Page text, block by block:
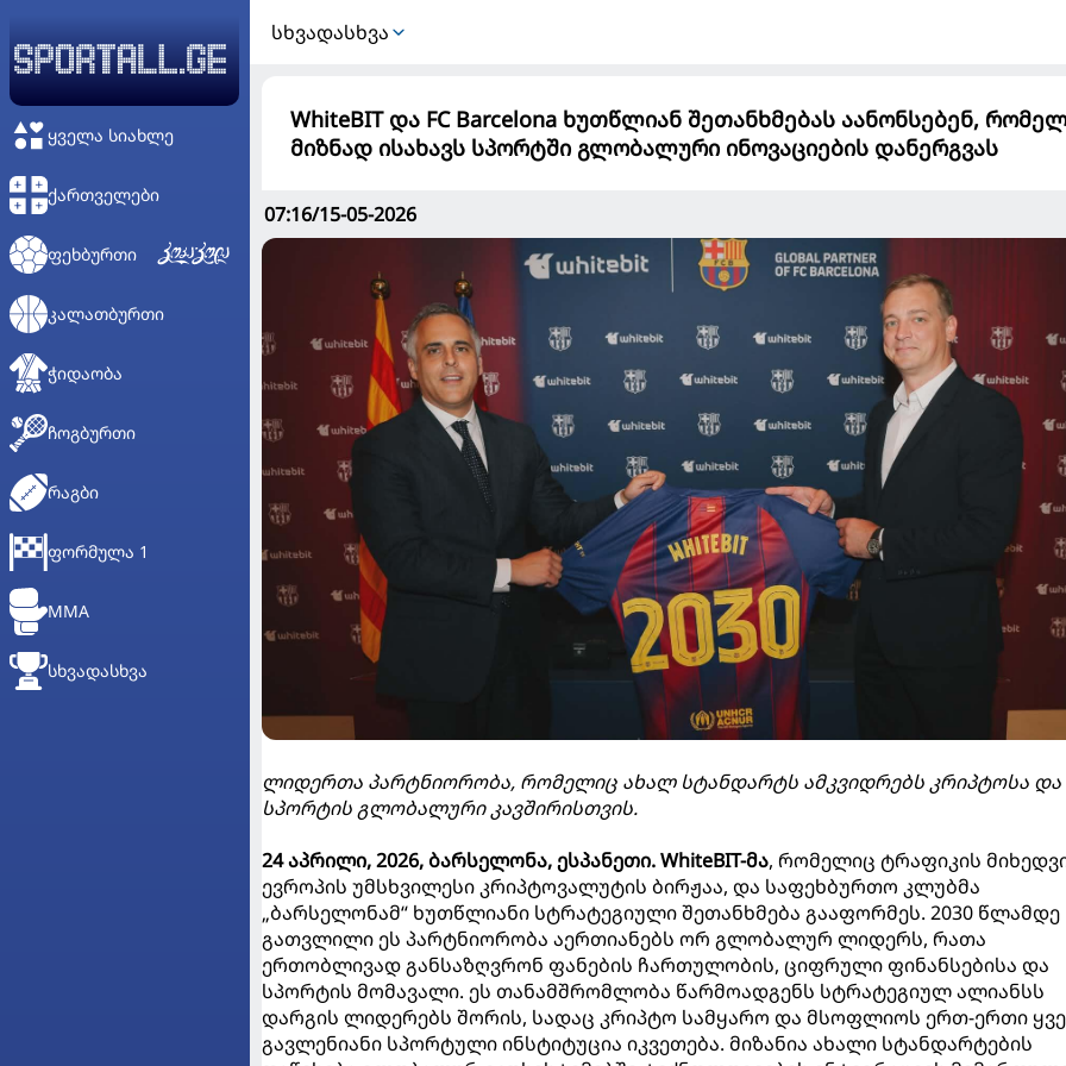
ᲧᲕᲔᲚᲐ ᲡᲘᲐᲮᲚᲔ
ᲥᲐᲠᲗᲕᲔᲚᲔᲑᲘ
ᲤᲔᲮᲑᲣᲠᲗᲘ
ᲙᲐᲚᲐᲗᲑᲣᲠᲗᲘ
ᲭᲘᲓᲐᲝᲑᲐ
ᲩᲝᲒᲑᲣᲠᲗᲘ
ᲠᲐᲒᲑᲘ
ᲤᲝᲠᲛᲣᲚᲐ 1
MMA
ᲡᲮᲕᲐᲓᲐᲡᲮᲕᲐ
ᲡᲮᲕᲐᲓᲐᲡᲮᲕᲐ
WhiteBIT და FC Barcelona ხუთწლიან შეთანხმებას აანონსებენ,
მიზნად ისახავს სპორტში გლობალური ინოვაციების დანერგვას
07:16/15-05-2026
ლიდერთა პარტნიორობა, რომელიც ახალ სტანდარტს ამკვიდრებს კრიპტოსა და
სპორტის გლობალური კავშირისთვის.
24 აპრილი, 2026, ბარსელონა, ესპანეთი.WhiteBIT-მა, რომელიც ტრაფიკის
ევროპის უმსხვილესი კრიპტოვალუტის ბირჟაა, და საფეხბურთო კლუბმა
„ბარსელონამ“ ხუთწლიანი სტრატეგიული შეთანხმება გააფორმეს. 2030 წლამდე
გათვლილი ეს პარტნიორობა აერთიანებს ორ გლობალურ ლიდერს, რათა
ერთობლივად განსაზღვრონ ფანების ჩართულობის, ციფრული ფინანსებისა და
სპორტის მომავალი. ეს თანამშრომლობა წარმოადგენს სტრატეგიულ ალიანსს
დარგის ლიდერებს შორის, სადაც კრიპტო სამყარო და მსოფლიოს ერთ-ერთი
გავლენიანი სპორტული ინსტიტუცია იკვეთება. მიზანია ახალი სტანდარტების